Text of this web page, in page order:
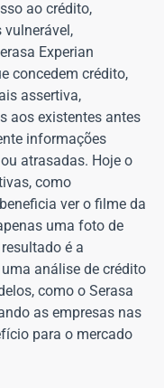
ao crédito,
Experian
concedem crédito,
assertiva,
aos existentes antes
informações
atrasadas. Hoje o
como
ver o filme da
uma foto de
é a
análise de crédito
como o Serasa
as empresas nas
para o mercado